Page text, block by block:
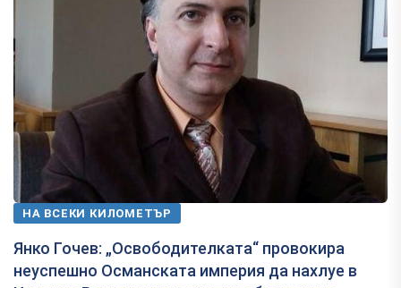
НА ВСЕКИ КИЛОМЕТЪР
Янко Гочев: „Освободителката“ провокира
неуспешно Османската империя да нахлуе в